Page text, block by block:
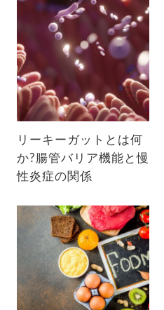
リーキーガットとは何
か?腸管バリア機能と慢
性炎症の関係